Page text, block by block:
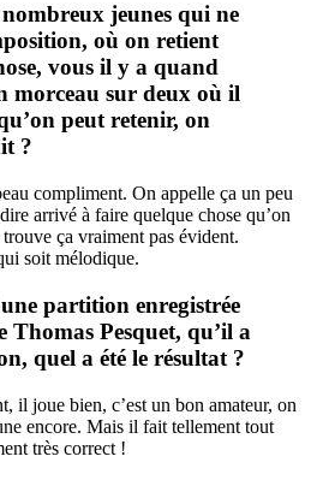
jeunes qui ne
où on retient
vous il y a quand
morceau sur deux où il
peut retenir, on
?
compliment. On appelle ça un peu
arrivé à faire quelque chose qu’on
ça vraiment pas évident.
soit mélodique.
partition enregistrée
Thomas Pesquet, qu’il a
quel a été le résultat ?
il joue bien, c’est un bon amateur, on
encore. Mais il fait tellement tout
très correct !